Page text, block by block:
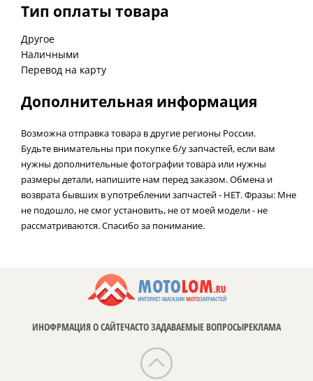
Тип оплаты товара
Другое
Наличными
Перевод на карту
Дополнительная информация
Возможна отправка товара в другие регионы России.
Будьте внимательны при покупке б/у запчастей, если вам
нужны дополнительные фотографии товара или нужны
размеры детали, напишите нам перед заказом. Обмена и
возврата бывших в употреблении запчастей - НЕТ. Фразы: Мне
не подошло, не смог установить, не от моей модели - не
рассматриваются. Спасибо за понимание.
ИНОФРМАЦИЯ О САЙТЕЧАСТО ЗАДАВАЕМЫЕ ВОПРОСЫРЕКЛАМА